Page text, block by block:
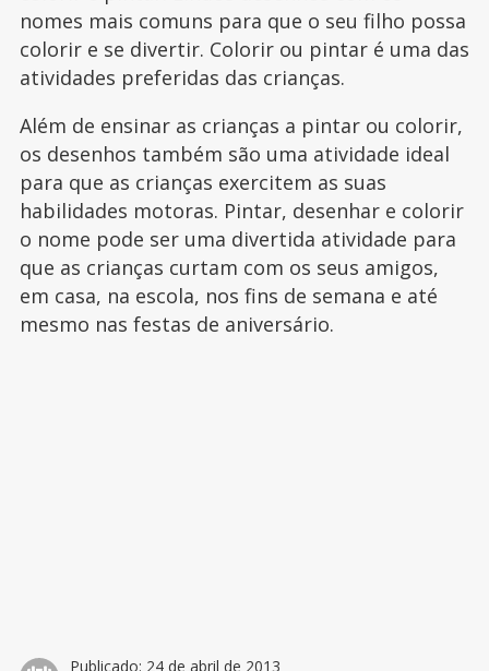
nomes mais comuns para que o seu filho possa
colorir e se divertir. Colorir ou pintar é uma das
atividades preferidas das crianças.
Além de ensinar as crianças a pintar ou colorir,
os desenhos também são uma atividade ideal
para que as crianças exercitem as suas
habilidades motoras. Pintar, desenhar e colorir
o nome pode ser uma divertida atividade para
que as crianças curtam com os seus amigos,
em casa, na escola, nos fins de semana e até
mesmo nas festas de aniversário.
Publicado: 24 de abril de 2013